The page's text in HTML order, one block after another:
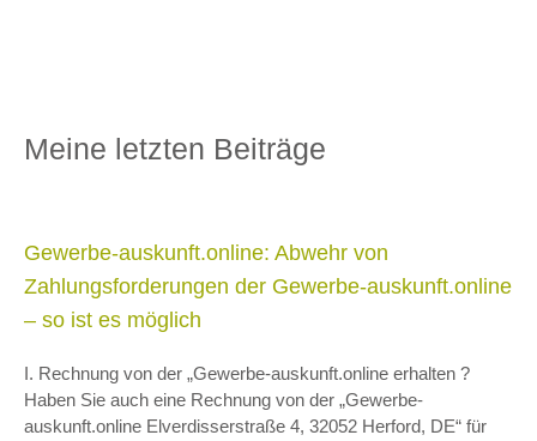
Meine letzten Beiträge
Gewerbe-auskunft.online: Abwehr von
Zahlungsforderungen der Gewerbe-auskunft.online
– so ist es möglich
I. Rechnung von der „Gewerbe-auskunft.online erhalten ?
Haben Sie auch eine Rechnung von der „Gewerbe-
auskunft.online Elverdisserstraße 4, 32052 Herford, DE“ für